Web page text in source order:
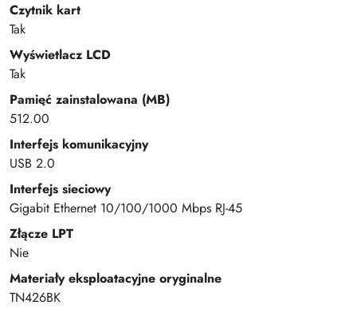
Czytnik kart
Tak
Wyświetlacz LCD
Tak
Pamięć zainstalowana (MB)
512.00
Interfejs komunikacyjny
USB 2.0
Interfejs sieciowy
Gigabit Ethernet 10/100/1000 Mbps RJ-45
Złącze LPT
Nie
Materiały eksploatacyjne oryginalne
TN426BK